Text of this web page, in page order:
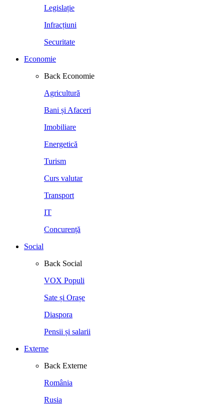
Legislație
Infracțiuni
Securitate
Economie
Back Economie
Agricultură
Bani și Afaceri
Imobiliare
Energetică
Turism
Curs valutar
Transport
IT
Concurență
Social
Back Social
VOX Populi
Sate și Orașe
Diaspora
Pensii și salarii
Externe
Back Externe
România
Rusia